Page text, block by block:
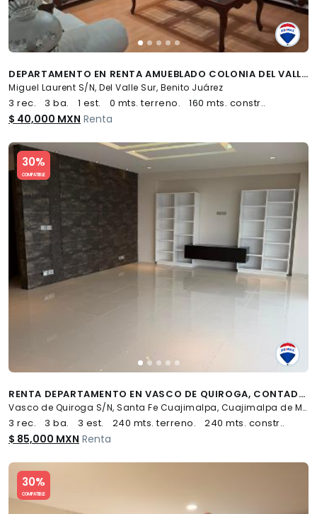
DEPARTAMENTO EN RENTA AMUEBLADO COLONIA DEL VALLE SUR - (34)
Miguel Laurent S/N, Del Valle Sur, Benito Juárez
3 rec. 3 ba. 1 est. 0 mts. terreno. 160 mts. constr..
$ 40,000 MXN Renta
30%
COMPATIBLE
Slide 1 of 5
RENTA DEPARTAMENTO EN VASCO DE QUIROGA, CONTADERO, CUAJIMALPA DE MORELOS, CDMX - (34)
Vasco de Quiroga S/N, Santa Fe Cuajimalpa, Cuajimalpa de Morelos
3 rec. 3 ba. 3 est. 240 mts. terreno. 240 mts. constr..
$ 85,000 MXN Renta
30%
COMPATIBLE
Slide 1 of 5